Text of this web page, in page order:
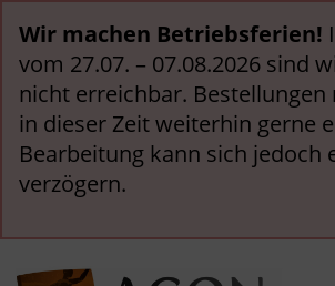
Wir machen Betriebsferien!
vom 27.07. – 07.08.2026 sind
nicht erreichbar.
in dieser Zeit weiterhin gerne
Bearbeitung kann sich jedoch
verzögern.